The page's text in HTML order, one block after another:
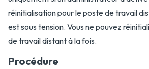
réinitialisation pour le poste de travail
est sous tension. Vous ne pouvez
de travail distant à la fois.
Procédure